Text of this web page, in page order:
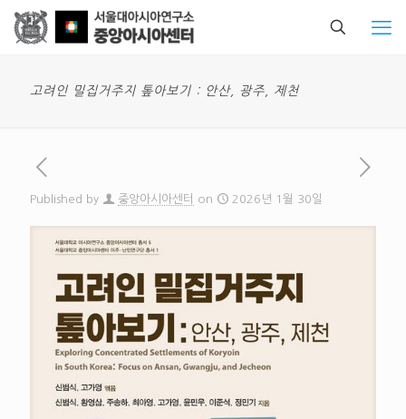
고려인 밀집거주지 톺아보기 : 안산, 광주, 제천
Published by 중앙아시아센터 on 2026년 1월 30일